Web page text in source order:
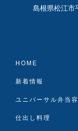
島根県松江
HOME
新着情報
ユニバーサル弁当
仕出し料理